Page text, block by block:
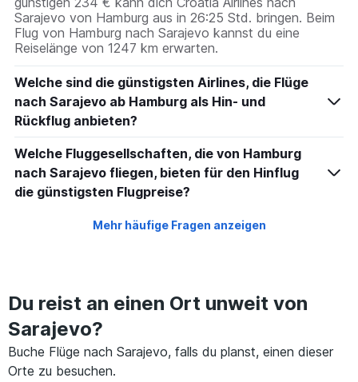
Sarajevo von Hamburg aus in 26:25 Std. bringen. Beim
Flug von Hamburg nach Sarajevo kannst du eine
Reiselänge von 1247 km erwarten.
Welche sind die günstigsten Airlines, die Flüge
nach Sarajevo ab Hamburg als Hin- und
Rückflug anbieten?
Welche Fluggesellschaften, die von Hamburg
nach Sarajevo fliegen, bieten für den Hinflug
die günstigsten Flugpreise?
Mehr häufige Fragen anzeigen
Du reist an einen Ort unweit von
Sarajevo?
Buche Flüge nach Sarajevo, falls du planst, einen dieser
Orte zu besuchen.